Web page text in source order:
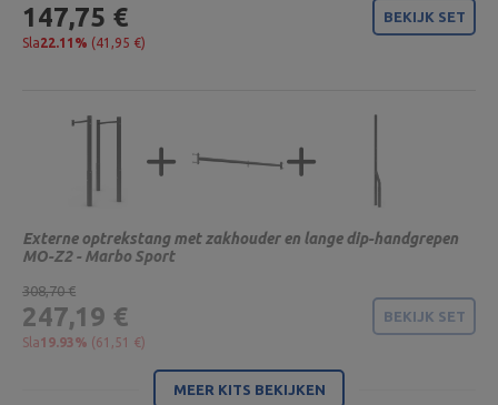
147,75 €
Sla22.11% (41,95 €)
BEKIJK SET
308,70 €
247,19 €
Sla19.93% (61,51 €)
BEKIJK SET
Externe optrekstang met zakhouder en lange dip-handgrepen
MO-Z2 - Marbo Sport
MEER KITS BEKIJKEN